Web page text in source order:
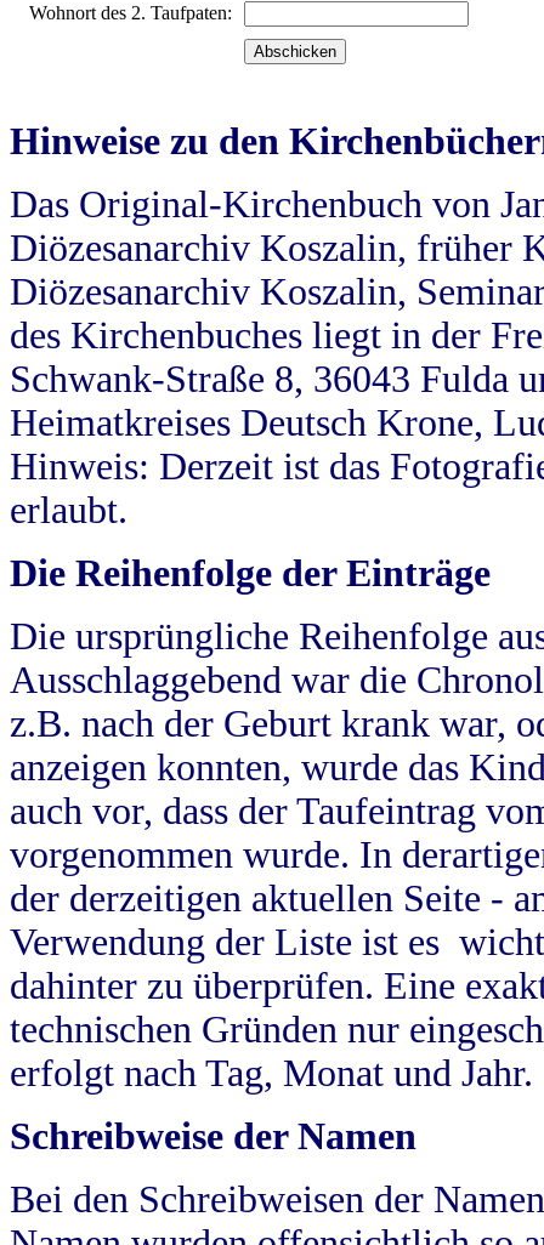
Wohnort des 2. Taufpaten:
Hinweise zu den
Das Original-Kirchenbuch von
Diözesanarchiv Koszalin, früher
Diözesanarchiv Koszalin,
des Kirchenbuches liegt in der
Schwank-Straße 8, 36043 Fulda
Heimatkreises Deutsch Krone,
Hinweis: Derzeit ist das
erlaubt.
Die Reihenfolge der Einträge
Die ursprüngliche Reihenfolge
Ausschlaggebend war die
z.B. nach der Geburt krank war,
anzeigen konnten, wurde das
auch vor, dass der Taufeintrag
vorgenommen wurde. In
der derzeitigen aktuellen Seite -
Verwendung der Liste ist es
dahinter zu überprüfen. Eine
technischen Gründen nur
erfolgt nach Tag, Monat und Jahr.
Schreibweise der Namen
Bei den Schreibweisen der